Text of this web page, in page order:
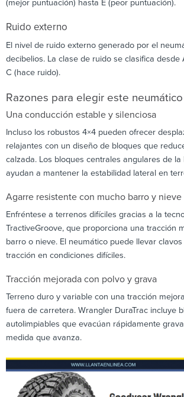
(mejor puntuación) hasta E (peor puntuación).
Ruido externo
El nivel de ruido externo generado por el
decibelios. La clase de ruido se clasifica desde
C (hace ruido).
Razones para elegir este neumático
Una conducción estable y silenciosa
Incluso los robustos 4×4 pueden ofrecer
relajantes con un diseño de bloques que
calzada. Los bloques centrales angulares de
ayudan a mantener la estabilidad lateral en
Agarre resistente con mucho barro y nieve
Enfréntese a terrenos difíciles gracias a la
TractiveGroove, que proporciona una tracción
barro o nieve. El neumático puede llevar
tracción en condiciones difíciles.
Tracción mejorada con polvo y grava
Terreno duro y variable con una tracción
fuera de carretera. Wrangler DuraTrac incluye
autolimpiables que evacúan rápidamente
medida que avanza.